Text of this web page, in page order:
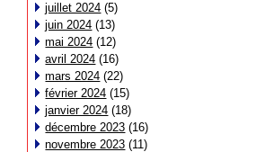
juillet 2024 (5)
juin 2024 (13)
mai 2024 (12)
avril 2024 (16)
mars 2024 (22)
février 2024 (15)
janvier 2024 (18)
décembre 2023 (16)
novembre 2023 (11)